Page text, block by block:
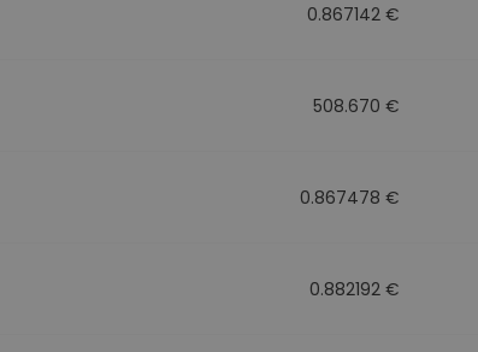
0.867142 €
508.670 €
0.867478 €
0.882192 €